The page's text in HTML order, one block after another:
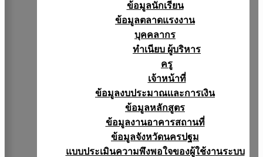
ข้อมูลนักเรียน
ข้อมูลตลาดแรงงาน
บุคคลากร
ทำเนียบ ผู้บริหาร
ครู
เจ้าหน้าที่
ข้อมูลงบประมาณเเละการเงิน
ข้อมูลหลักสูตร
ข้อมูลงานอาคารสถานที่
ข้อมูลจังหวัดนครปฐม
แบบประเมินความพึงพอใจของผู้ใช้งานระบบ